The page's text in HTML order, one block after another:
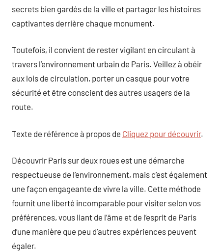
secrets bien gardés de la ville et partager les histoires
captivantes derrière chaque monument.
Toutefois, il convient de rester vigilant en circulant à
travers l’environnement urbain de Paris. Veillez à obéir
aux lois de circulation, porter un casque pour votre
sécurité et être conscient des autres usagers de la
route.
Texte de référence à propos de Cliquez pour découvrir.
Découvrir Paris sur deux roues est une démarche
respectueuse de l’environnement, mais c’est également
une façon engageante de vivre la ville. Cette méthode
fournit une liberté incomparable pour visiter selon vos
préférences, vous liant de l’âme et de l’esprit de Paris
d’une manière que peu d’autres expériences peuvent
égaler.